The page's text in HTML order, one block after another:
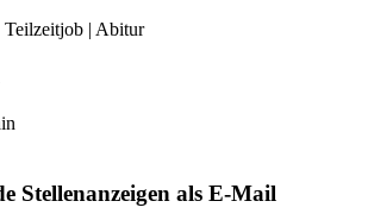
Teilzeitjob | Abitur
Stellenanzeigen als E-Mail